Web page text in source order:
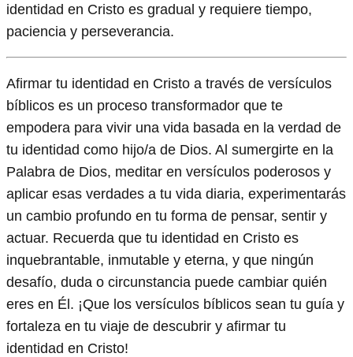
identidad en Cristo es gradual y requiere tiempo,
paciencia y perseverancia.
Afirmar tu identidad en Cristo a través de versículos
bíblicos es un proceso transformador que te
empodera para vivir una vida basada en la verdad de
tu identidad como hijo/a de Dios. Al sumergirte en la
Palabra de Dios, meditar en versículos poderosos y
aplicar esas verdades a tu vida diaria, experimentarás
un cambio profundo en tu forma de pensar, sentir y
actuar. Recuerda que tu identidad en Cristo es
inquebrantable, inmutable y eterna, y que ningún
desafío, duda o circunstancia puede cambiar quién
eres en Él. ¡Que los versículos bíblicos sean tu guía y
fortaleza en tu viaje de descubrir y afirmar tu
identidad en Cristo!